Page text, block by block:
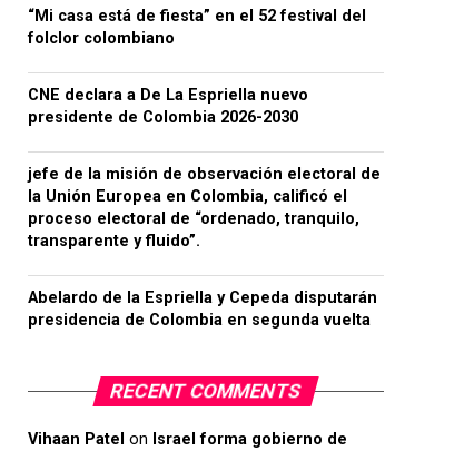
“Mi casa está de fiesta” en el 52 festival del
folclor colombiano
CNE declara a De La Espriella nuevo
presidente de Colombia 2026-2030
jefe de la misión de observación electoral de
la Unión Europea en Colombia, calificó el
proceso electoral de “ordenado, tranquilo,
transparente y fluido”.
Abelardo de la Espriella y Cepeda disputarán
presidencia de Colombia en segunda vuelta
RECENT COMMENTS
Vihaan Patel on Israel forma gobierno de